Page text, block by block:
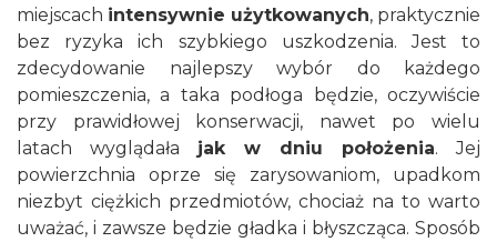
miejscach intensywnie użytkowanych, praktycznie
bez ryzyka ich szybkiego uszkodzenia. Jest to
zdecydowanie najlepszy wybór do każdego
pomieszczenia, a taka podłoga będzie, oczywiście
przy prawidłowej konserwacji, nawet po wielu
latach wyglądała jak w dniu położenia. Jej
powierzchnia oprze się zarysowaniom, upadkom
niezbyt ciężkich przedmiotów, chociaż na to warto
uważać, i zawsze będzie gładka i błyszcząca. Sposób